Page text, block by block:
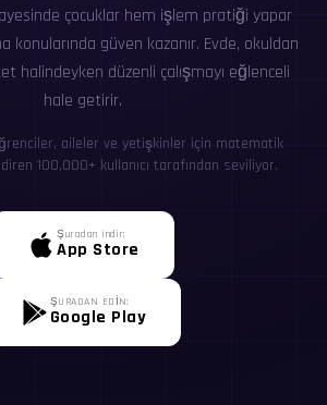
çocuklar hem işlem pratiği yapar
konularında güven kazanır. Evde, okuldan
halindeyken düzenli çalışmayı eğlenceli
hale getirir.
aileler ve yetişkinler için matematik
100,000+ kullanıcı tarafından seviliyor.
Şuradan indir:
App Store
ŞURADAN EDİN:
Google Play